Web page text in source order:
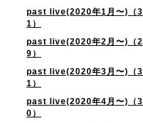
past live(2020年1月〜)（3
1）
past live(2020年2月〜)（2
9）
past live(2020年3月〜)（3
1）
past live(2020年4月〜)（3
0）